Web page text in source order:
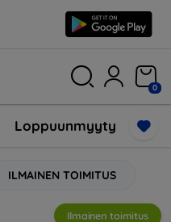
0
Loppuunmyyty
ILMAINEN TOIMITUS
Ilmainen toimitus